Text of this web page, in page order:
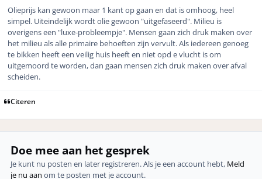
Olieprijs kan gewoon maar 1 kant op gaan en dat is omhoog, heel
simpel. Uiteindelijk wordt olie gewoon "uitgefaseerd". Milieu is
overigens een "luxe-probleempje". Mensen gaan zich druk maken over
het milieu als alle primaire behoeften zijn vervult. Als iedereen genoeg
te bikken heeft een veilig huis heeft en niet opd e vlucht is om
uitgemoord te worden, dan gaan mensen zich druk maken over afval
scheiden.
Citeren
Doe mee aan het gesprek
Je kunt nu posten en later registreren. Als je een account hebt, Meld
je nu aan om te posten met je account.